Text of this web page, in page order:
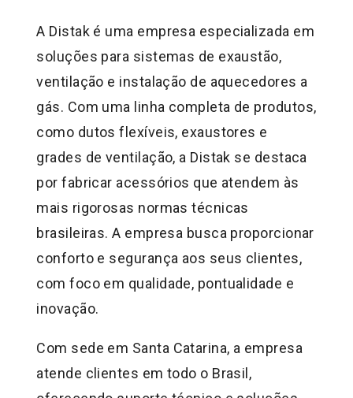
A Distak é uma empresa especializada em
soluções para sistemas de exaustão,
ventilação e instalação de aquecedores a
gás. Com uma linha completa de produtos,
como dutos flexíveis, exaustores e
grades de ventilação, a Distak se destaca
por fabricar acessórios que atendem às
mais rigorosas normas técnicas
brasileiras. A empresa busca proporcionar
conforto e segurança aos seus clientes,
com foco em qualidade, pontualidade e
inovação.
Com sede em Santa Catarina, a empresa
atende clientes em todo o Brasil,